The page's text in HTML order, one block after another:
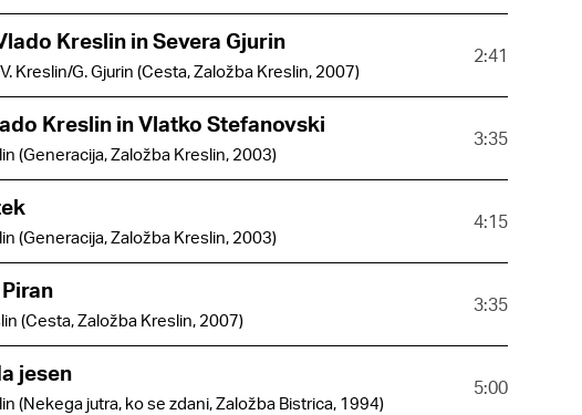
Kreslin in Severa Gjurin
Kreslin/G. Gjurin (Cesta, Založba Kreslin, 2007)
2:41
Kreslin in Vlatko Stefanovski
(Generacija, Založba Kreslin, 2003)
3:35
(Generacija, Založba Kreslin, 2003)
4:15
(Cesta, Založba Kreslin, 2007)
3:35
jesen
(Nekega jutra, ko se zdani, Založba Bistrica, 1994)
5:00